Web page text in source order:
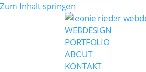
Zum Inhalt springen
WEBDESIGN
PORTFOLIO
ABOUT
KONTAKT